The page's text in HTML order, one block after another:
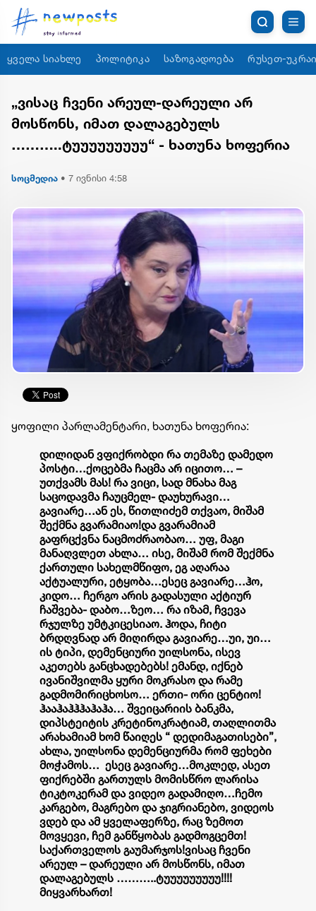
ყველა სიახლე პოლიტიკა საზოგადოება რუსეთ-
„ვისაც ჩვენი არეულ-დარეული არ
მოსწონს, იმათ დალაგებულს
………..ტუუუუუუუუუ“ - ხათუნა ხოფერია
სოცმედია • 7 ივნისი 4:58
ყოფილი პარლამენტარი, ხათუნა ხოფერია:
დილიდან ვფიქრობდი რა თემაზე დამედო
პოსტი…ქოცებმა ჩაცმა არ იცითო… –
უთქვამს მას! რა ვიცი, სად მნახა მაგ
საცოდავმა ჩაუცმელ- დაუხურავი…
გავიარე…ან ეს, წითლიძემ თქვაო, მიშამ
შექმნა გვარამიაო!და გვარამიამ
გაფრცქვნა ნაცმოძრაობაო… უფ, მაგი
მანაღვლეთ ახლა… ისე, მიშამ რომ შექმნა
ქართული სახელმწიფო, ეგ აღარაა
აქტუალური, ეტყობა…ესეც გავიარე…ჰო,
კიდო… ჩერგო არის გადასული აქტიურ
ჩაშვება- დაბო…ზეო… რა იზამ, ჩვევა
რჯულზე უმტკიცესიაო. ჰოდა, ჩიტი
ბრდღვნად არ მიღირდა გავიარე…უი, უი…
ის ტიპი, დემენციური უილსონა, ისევ
აკეთებს განცხადებებს! ემანდ, იქნებ
ივანიშვილმა ყური მოკრასო და რამე
გადმომირიცხოსო… ერთი- ორი ცენტიო!
ჰააჰაჰჰჰაჰაჰა… შვეიცარიის ბანკმა,
დიპსტეიტის კრეტინოკრატიამ, თაღლითმა
არახამიამ ხომ წაიღეს “ დედიმაგათისები”,
ახლა, უილსონა დემენციურმა რომ ფეხები
მოჭამოს… ესეც გავიარე…მოკლედ, ასეთ
ფიქრებში გართულს მომისწრო ლარისა
ტიკტოკერამ და ვიდეო გადამიღო…ჩემო
კარგებო, მაგრებო და ჯიგრიანებო, ვიდეოს
ვდებ და ამ ყველაფერზე, რაც ზემოთ
მოვყევი, ჩემ განწყობას გადმოგცემთ!
საქართველოს გაუმარჯოს!ვისაც ჩვენი
არეულ – დარეული არ მოსწონს, იმათ
დალაგებულს ………..ტუუუუუუუუუ!!!!
მიყვარხართ!